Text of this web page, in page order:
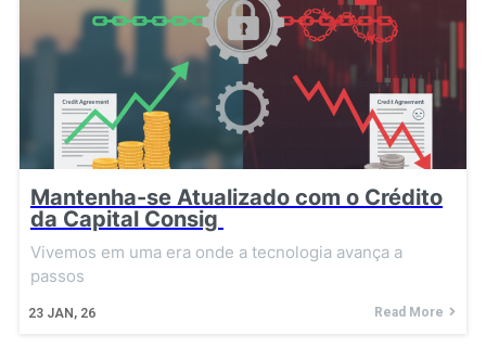
Mantenha-se Atualizado com o Crédito
da Capital Consig
23 JAN, 26
Vivemos em uma era onde a tecnologia avança a
passos
Read More